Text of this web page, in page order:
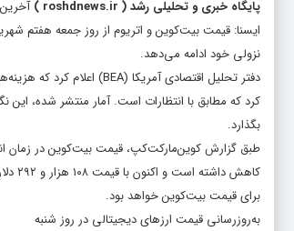
پایگاه خبری و تحلیلی رشد(
roshdnews.ir
)
ایسنا: قیمت بیت‌کوین و اتریوم از روز جمعه هفتم
نزولی خود ادامه می‌دهد.
کرد که مطابق با انتظارات است. آمار منتشر شده، این
بگذارد.
برای قیمت بیت‌کوین خواهد بود.
به‌روزرسانی قیمت ارزهای دیجیتالی در روز شنبه